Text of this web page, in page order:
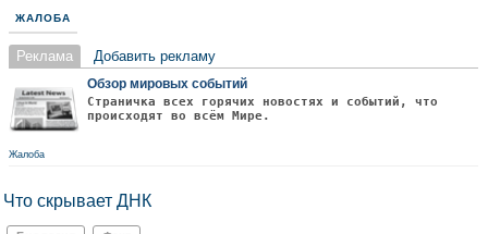
ЖАЛОБА
Реклама Добавить рекламу
Обзор мировых событий
Страничка всех горячих новостях и событий, что
происходят во всём Мире.
Жалоба
Что скрывает ДНК